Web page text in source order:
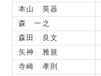
本山 英器
森 一之
森田 良文
矢神 雅規
寺崎 孝則